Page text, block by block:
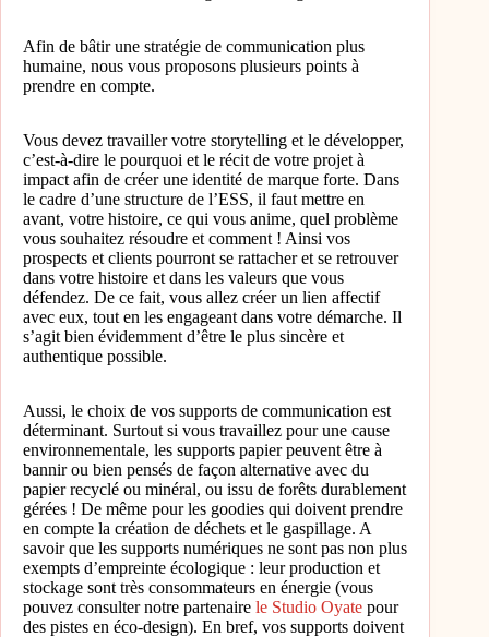
Afin de bâtir une stratégie de communication plus
humaine, nous vous proposons plusieurs points à
prendre en compte.
Vous devez travailler votre storytelling et le développer,
c’est-à-dire le pourquoi et le récit de votre projet à
impact afin de créer une identité de marque forte. Dans
le cadre d’une structure de l’ESS, il faut mettre en
avant, votre histoire, ce qui vous anime, quel problème
vous souhaitez résoudre et comment ! Ainsi vos
prospects et clients pourront se rattacher et se retrouver
dans votre histoire et dans les valeurs que vous
défendez. De ce fait, vous allez créer un lien affectif
avec eux, tout en les engageant dans votre démarche. Il
s’agit bien évidemment d’être le plus sincère et
authentique possible.
Aussi, le choix de vos supports de communication est
déterminant. Surtout si vous travaillez pour une cause
environnementale, les supports papier peuvent être à
bannir ou bien pensés de façon alternative avec du
papier recyclé ou minéral, ou issu de forêts durablement
gérées ! De même pour les goodies qui doivent prendre
en compte la création de déchets et le gaspillage. A
savoir que les supports numériques ne sont pas non plus
exempts d’empreinte écologique : leur production et
stockage sont très consommateurs en énergie (vous
pouvez consulter notre partenaire le Studio Oyate pour
des pistes en éco-design). En bref, vos supports doivent